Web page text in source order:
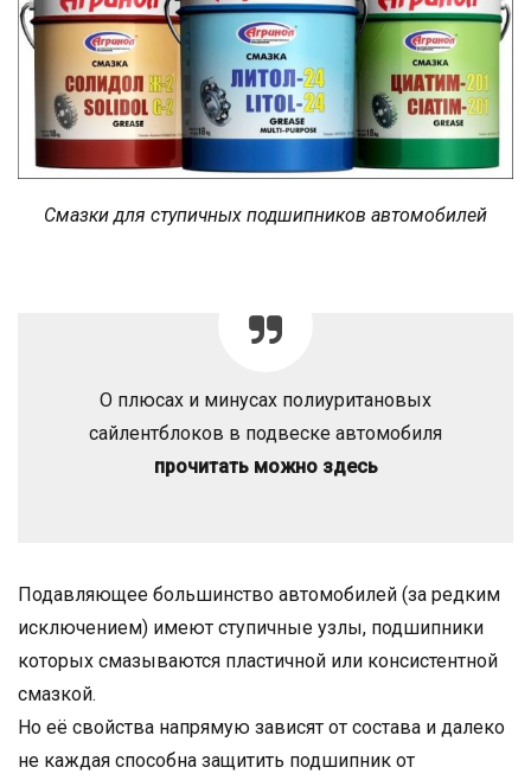
Смазки для ступичных подшипников автомобилей
О плюсах и минусах полиуритановых
сайлентблоков в подвеске автомобиля
прочитать можно здесь
Подавляющее большинство автомобилей (за редким
исключением) имеют ступичные узлы, подшипники
которых смазываются пластичной или консистентной
смазкой.
Но её свойства напрямую зависят от состава и далеко
не каждая способна защитить подшипник от